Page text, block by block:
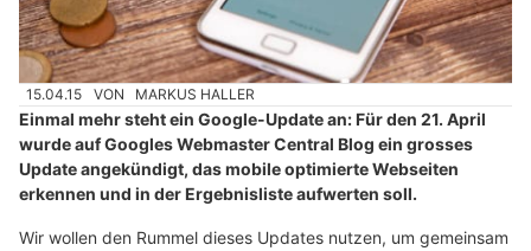
15.04.15 VON MARKUS HALLER
Einmal mehr steht ein Google-Update an: Für den 21. April
wurde auf Googles Webmaster Central Blog ein grosses
Update angekündigt, das mobile optimierte Webseiten
erkennen und in der Ergebnisliste aufwerten soll.
Wir wollen den Rummel dieses Updates nutzen, um gemeinsam